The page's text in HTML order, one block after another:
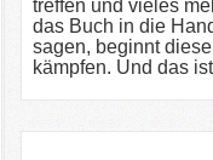
treffen und vieles
das Buch in die
sagen, beginnt
kämpfen. Und das